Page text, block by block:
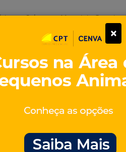
Sobre Materiais Gratuitos
Equinos
×